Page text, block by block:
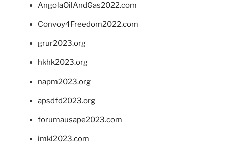
AngolaOilAndGas2022.com
Convoy4Freedom2022.com
grur2023.org
hkhk2023.org
napm2023.org
apsdfd2023.org
forumausape2023.com
imkl2023.com